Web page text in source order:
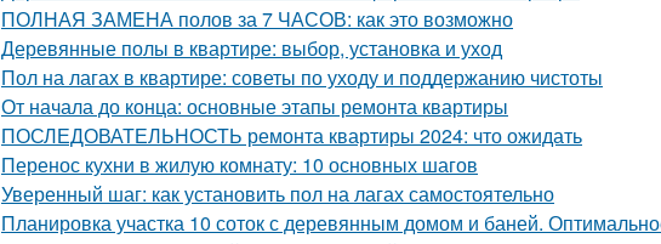
ПОЛНАЯ ЗАМЕНА полов за 7 ЧАСОВ: как это возможно
Деревянные полы в квартире: выбор, установка и уход
Пол на лагах в квартире: советы по уходу и поддержанию чистоты
От начала до конца: основные этапы ремонта квартиры
ПОСЛЕДОВАТЕЛЬНОСТЬ ремонта квартиры 2024: что ожидать
Перенос кухни в жилую комнату: 10 основных шагов
Уверенный шаг: как установить пол на лагах самостоятельно
Планировка участка 10 соток с деревянным домом и баней.